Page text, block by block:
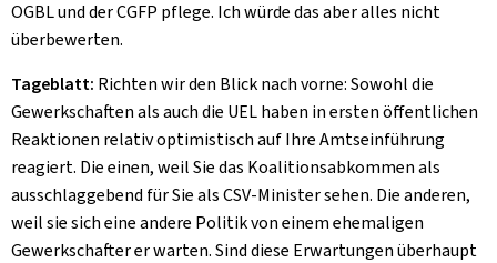
OGBL und der CGFP pflege. Ich würde das aber alles nicht
überbewerten.
Tageblatt: Richten wir den Blick nach vorne: Sowohl die
Gewerkschaften als auch die UEL haben in ersten öffentlichen
Reaktionen relativ optimistisch auf Ihre Amtseinführung
reagiert. Die einen, weil Sie das Koalitionsabkommen als
ausschlaggebend für Sie als CSV-Minister sehen. Die anderen,
weil sie sich eine andere Politik von einem ehemaligen
Gewerkschafter er warten. Sind diese Erwartungen überhaupt